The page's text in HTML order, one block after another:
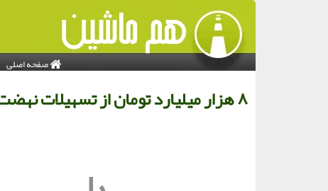
صفحه اصلی
۸ هزار میلیارد تومان از تسهیلات نهضت ملی مسکن پرداخت گردید